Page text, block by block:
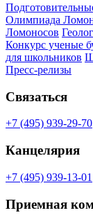
Олимпиада
Ломоносов
Конкурс ученые
для школьников
Пресс-релизы
Связаться
+7 (495) 939-29-70
Канцелярия
+7 (495) 939-13-01
Приемная